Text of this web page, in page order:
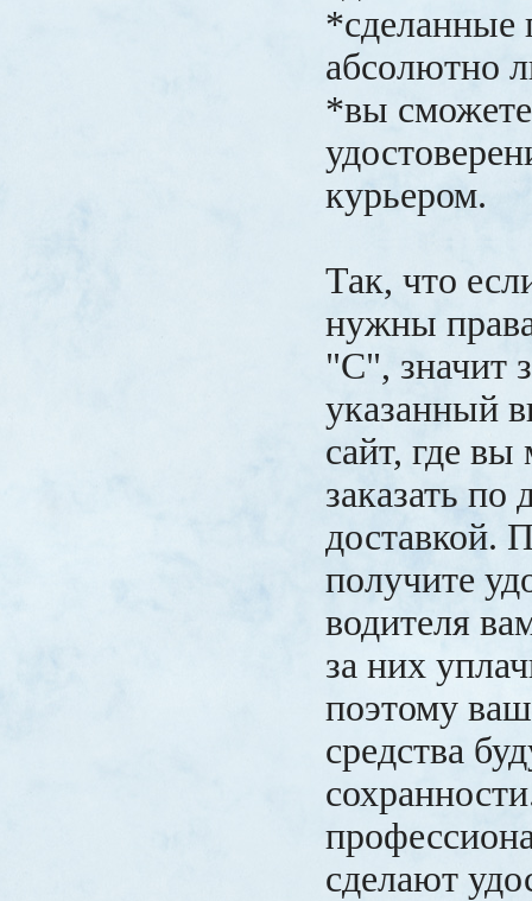
*сделанные
абсолютно
*вы
курьером.
Так, что
нужны
"С", значит
указанный
сайт, где
заказать по
доставкой.
получите
водителя
за них
поэтому
средства
сделают